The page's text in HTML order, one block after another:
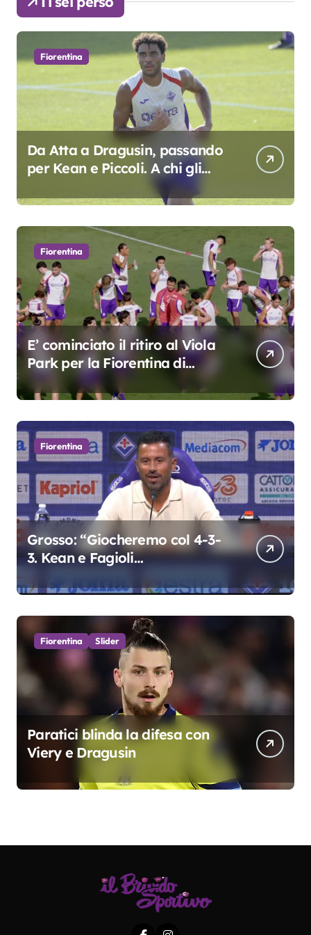
Fiorentina
Da Atta a Dragusin, passando
per Kean e Piccoli. A chi gli
oscar del precampionato?
Fiorentina
E’ cominciato il ritiro al Viola
Park per la Fiorentina di
Grosso
Fiorentina
Grosso: “Giocheremo col 4-3-
3. Kean e Fagioli
colpo”
Fiorentina Slider
Paratici blinda la difesa con
Viery e Dragusin